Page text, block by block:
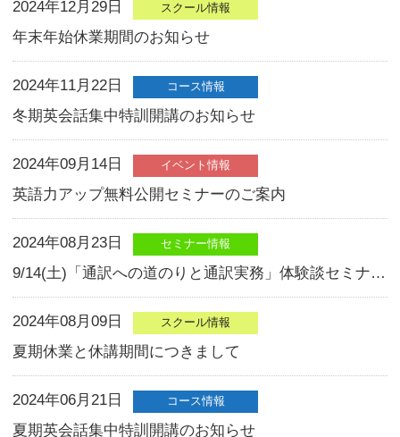
2025年03月29日
GW英会話集中特訓開講のお知らせ
2025年03月19日 コース情報
通訳養成コース 春期コース開講のお知
2025年02月15日 セミナー情報
2024年12月29日 スクール情報
年末年始休業期間のお知らせ